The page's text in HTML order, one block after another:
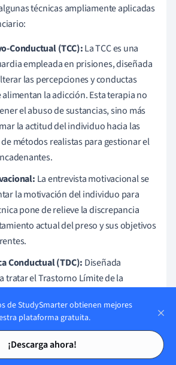
Tarjetas de estudio
Tarjetas de estudio
técnicas ampliamente aplicadas
Conductual (TCC):La TCC es una
empleada en prisiones, diseñada
las percepciones y conductas
la adicción. Esta terapia no
el abuso de sustancias, sino más
la actitud del individuo hacia las
métodos realistas para gestionar el
La entrevista motivacional se
la motivación del individuo para
pone de relieve la discrepancia
actual del preso y sus objetivos
Conductual (TDC): Diseñada
tratar el Trastorno Límite de la
abuso de sustancias. La DBT ayuda
las emociones incómodas en
de ellas mediante el consumo de
de StudySmarter obtienen mejores
plataforma gratuita.
¡Descarga ahora!